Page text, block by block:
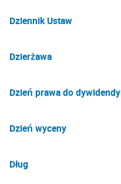
Dziennik Ustaw
Dzierżawa
Dzień prawa do dywidendy
Dzień wyceny
Dług